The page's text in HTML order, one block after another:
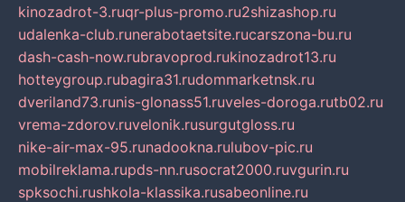
kinozadrot-3.ruqr-plus-promo.ru2shizashop.ru
udalenka-club.runerabotaetsite.rucarszona-bu.ru
dash-cash-now.rubravoprod.rukinozadrot13.ru
hotteygroup.rubagira31.rudommarketnsk.ru
dveriland73.runis-glonass51.ruveles-doroga.rutb02.ru
vrema-zdorov.ruvelonik.rusurgutgloss.ru
nike-air-max-95.runadookna.rulubov-pic.ru
mobilreklama.rupds-nn.rusocrat2000.ruvgurin.ru
spksochi.rushkola-klassika.rusabeonline.ru